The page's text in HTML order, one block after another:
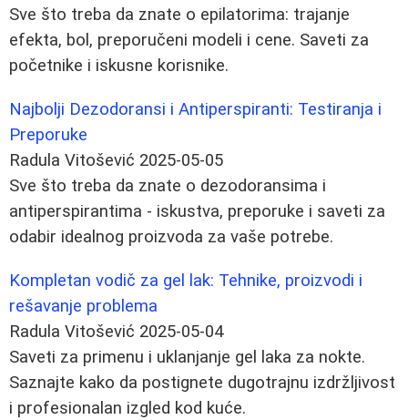
Sve što treba da znate o epilatorima: trajanje
efekta, bol, preporučeni modeli i cene. Saveti za
početnike i iskusne korisnike.
Najbolji Dezodoransi i Antiperspiranti: Testiranja i
Preporuke
Radula Vitošević 2025-05-05
Sve što treba da znate o dezodoransima i
antiperspirantima - iskustva, preporuke i saveti za
odabir idealnog proizvoda za vaše potrebe.
Kompletan vodič za gel lak: Tehnike, proizvodi i
rešavanje problema
Radula Vitošević 2025-05-04
Saveti za primenu i uklanjanje gel laka za nokte.
Saznajte kako da postignete dugotrajnu izdržljivost
i profesionalan izgled kod kuće.